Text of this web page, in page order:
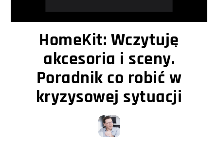
HomeKit: Wczytuję
akcesoria i sceny.
Poradnik co robić w
kryzysowej sytuacji